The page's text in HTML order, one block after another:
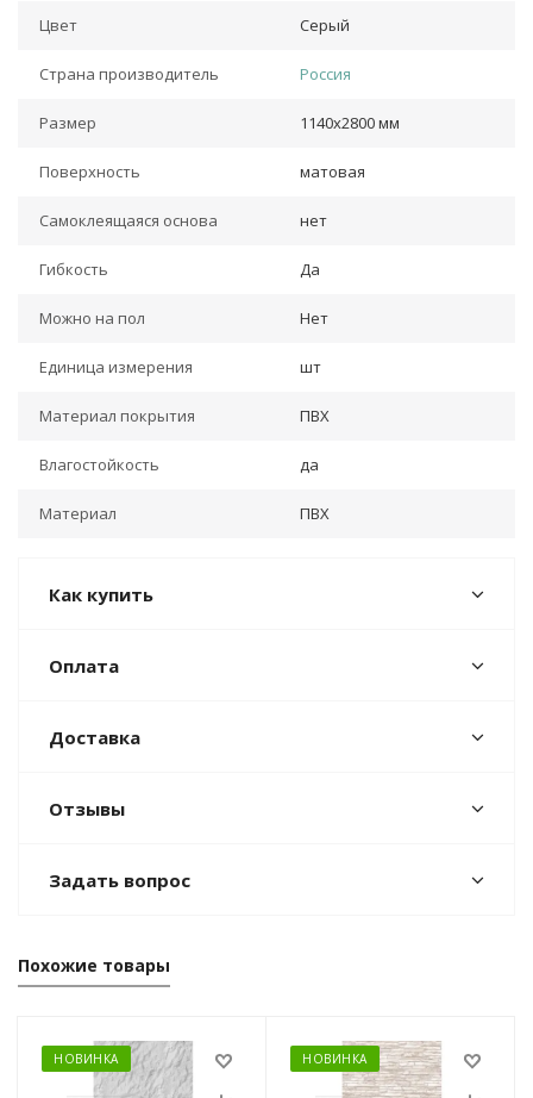
Цвет Серый
Страна производитель Россия
Размер 1140х2800 мм
Поверхность матовая
Самоклеящаяся основа нет
Гибкость Да
Можно на пол Нет
Единица измерения шт
Материал покрытия ПВХ
Влагостойкость да
Материал ПВХ
Как купить
Оплата
Доставка
Отзывы
Задать вопрос
Похожие товары
НОВИНКА НОВИНКА